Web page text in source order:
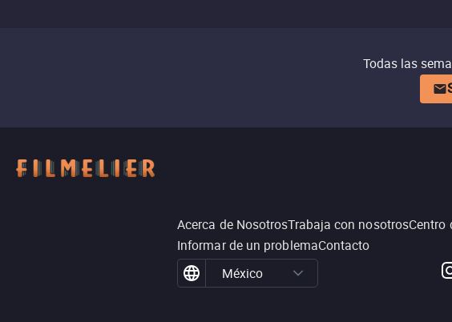
Todas las
Acerca de NosotrosTrabaja con nosotrosCentro
Informar de un problemaContacto
México